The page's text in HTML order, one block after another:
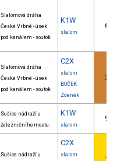
Slalomová dráha
České Vrbné - úsek
pod kanálem - soutok
K1W
slalom
6.
Slalomová dráha
České Vrbné - úsek
pod kanálem - soutok
C2X
slalom
BOČEK
Zdeněk
3.
Sušice nádraží u
železničního mostu.
K1W
slalom
9.
Sušice nádraží u
C2X
slalom
1.